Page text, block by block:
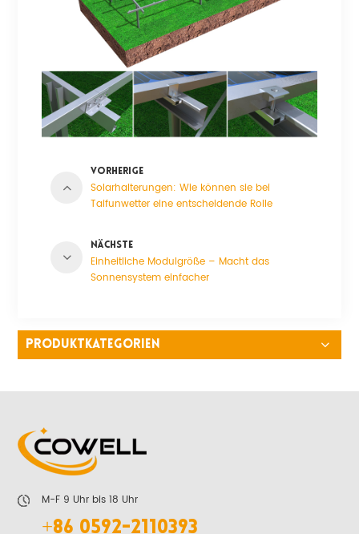
VORHERIGE
Solarhalterungen: Wie können sie bei
Taifunwetter eine entscheidende Rolle
NÄCHSTE
Einheitliche Modulgröße – Macht das
Sonnensystem einfacher
PRODUKTKATEGORIEN
M-F 9 Uhr bis 18 Uhr
+86 0592-2110393